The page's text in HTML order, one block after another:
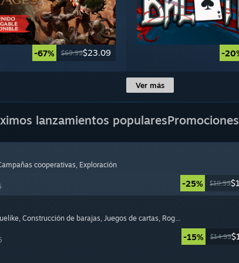
-67% $69.99$23.09 -
Ver más
lanzamientos popularesPromociones
cooperativas, Exploración
-25% $19.99
, Construcción de barajas, Juegos de cartas, Roguelite
-15% $14.99